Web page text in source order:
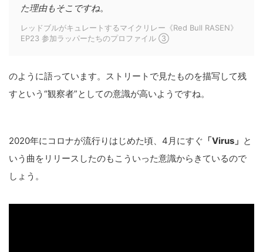
た理由もそこですね。
レッドブルがキュレートするマイクリレー《Red Bull RASEN》
EP23 参加ラッパーたちのプロファイル ③
のように語っています。ストリートで見たものを描写して残
すという“観察者”としての意識が高いようですね。
2020年にコロナが流行りはじめた頃、4月にすぐ 「Virus」 と
いう曲をリリースしたのもこういった意識からきているので
しょう。